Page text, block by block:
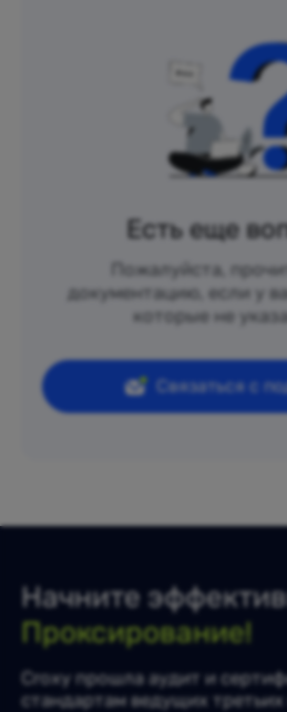
Есть еще
Пожалуйста,
документацию, если у
которые не
Связаться с
Начните
Проксирование!
Croxy прошла аудит и
стандартам ведущих третьих